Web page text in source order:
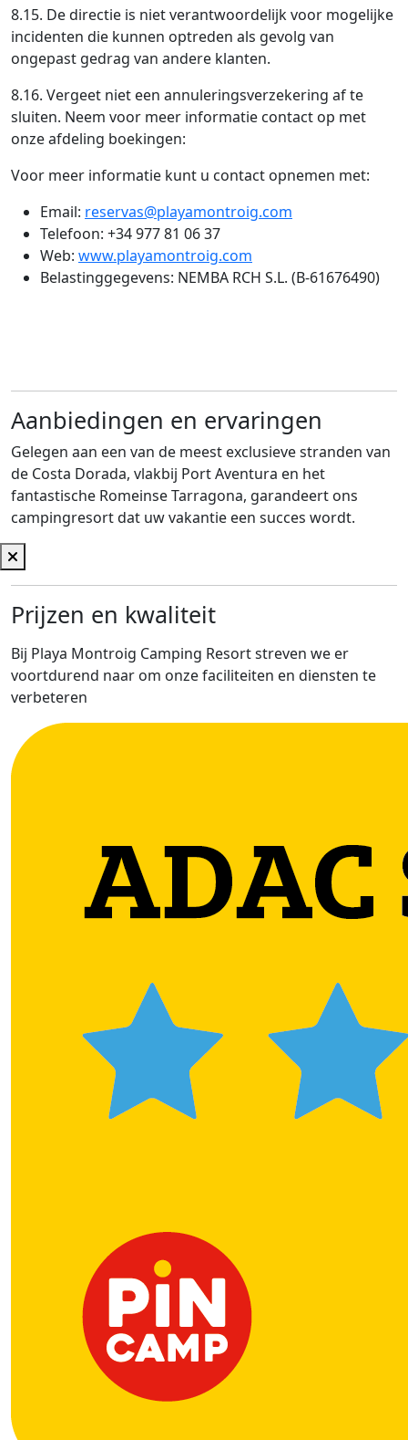
8.15. De directie is niet verantwoordelijk voor mogelijke
incidenten die kunnen optreden als gevolg van
ongepast gedrag van andere klanten.
8.16. Vergeet niet een annuleringsverzekering af te
sluiten. Neem voor meer informatie contact op met
onze afdeling boekingen:
Voor meer informatie kunt u contact opnemen met:
Email: reservas@playamontroig.com
Telefoon: +34 977 81 06 37
Web: www.playamontroig.com
Belastinggegevens: NEMBA RCH S.L. (B-61676490)
Aanbiedingen en ervaringen
Gelegen aan een van de meest exclusieve stranden van
de Costa Dorada, vlakbij Port Aventura en het
fantastische Romeinse Tarragona, garandeert ons
campingresort dat uw vakantie een succes wordt.
Prijzen en kwaliteit
Bij Playa Montroig Camping Resort streven we er
voortdurend naar om onze faciliteiten en diensten te
verbeteren